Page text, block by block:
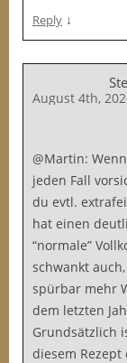
Reply ↓
August 4th,
@Martin:
jeden Fall
du evtl.
hat einen
“normale”
schwankt
spürbar mehr
dem letzten
Grundsätzlich
diesem